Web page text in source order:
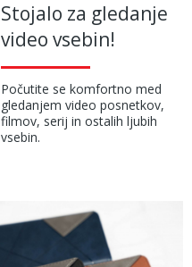
Stojalo za gledanje
video vsebin!
Počutite se komfortno med
gledanjem video posnetkov,
filmov, serij in ostalih ljubih
vsebin.